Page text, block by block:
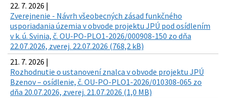
22. 7. 2026 |
Zverejnenie - Návrh všeobecných zásad funkčného
usporiadania územia v obvode projektu JPÚ pod osídlením
v k. ú. Svinia, č. OU-PO-PLO1-2026/000908-150 zo dňa
22.07.2026, zverej. 22.07.2026 (768,2 kB)
21. 7. 2026 |
Rozhodnutie o ustanovení znalca v obvode projektu JPÚ
Bzenov – osídlenie, č. OU-PO-PLO1-2026/010308-065 zo
dňa 20.07.2026, zverej. 21.07.2026 (1,0 MB)